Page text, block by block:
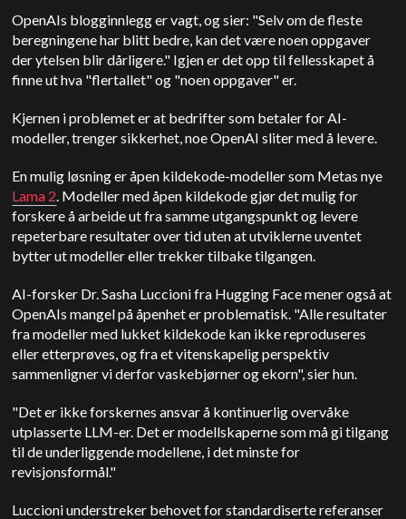
OpenAIs blogginnlegg er vagt, og sier: "Selv om de fleste
beregningene har blitt bedre, kan det være noen oppgaver
der ytelsen blir dårligere." Igjen er det opp til fellesskapet å
finne ut hva "flertallet" og "noen oppgaver" er.
Kjernen i problemet er at bedrifter som betaler for AI-
modeller, trenger sikkerhet, noe OpenAI sliter med å levere.
En mulig løsning er åpen kildekode-modeller som Metas nye
Lama 2. Modeller med åpen kildekode gjør det mulig for
forskere å arbeide ut fra samme utgangspunkt og levere
repeterbare resultater over tid uten at utviklerne uventet
bytter ut modeller eller trekker tilbake tilgangen.
AI-forsker Dr. Sasha Luccioni fra Hugging Face mener også at
OpenAIs mangel på åpenhet er problematisk. "Alle resultater
fra modeller med lukket kildekode kan ikke reproduseres
eller etterprøves, og fra et vitenskapelig perspektiv
sammenligner vi derfor vaskebjørner og ekorn", sier hun.
"Det er ikke forskernes ansvar å kontinuerlig overvåke
utplasserte LLM-er. Det er modellskaperne som må gi tilgang
til de underliggende modellene, i det minste for
revisjonsformål."
Luccioni understreker behovet for standardiserte referanser